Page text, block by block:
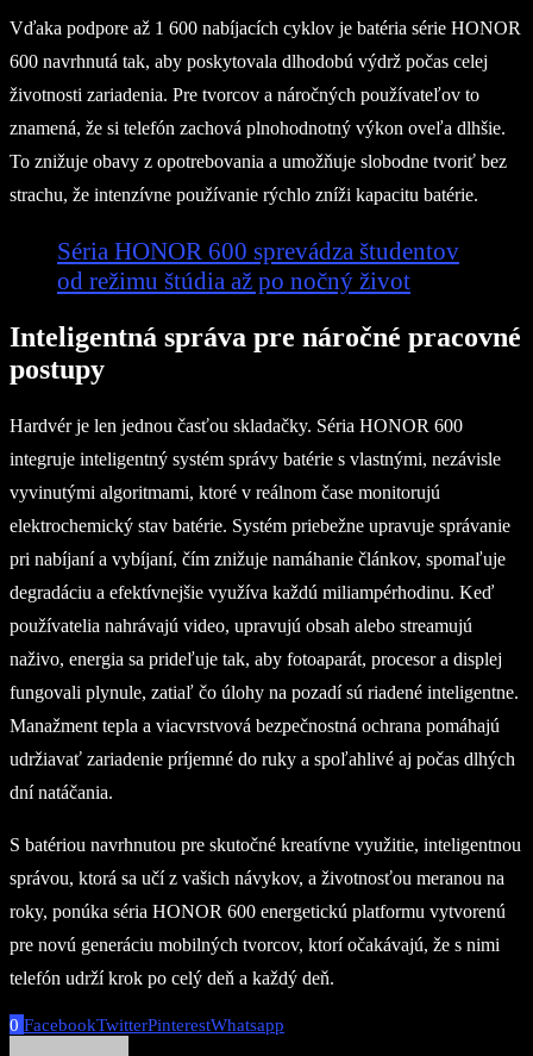
Vďaka podpore až 1 600 nabíjacích cyklov je batéria série HONOR
600 navrhnutá tak, aby poskytovala dlhodobú výdrž počas celej
životnosti zariadenia. Pre tvorcov a náročných používateľov to
znamená, že si telefón zachová plnohodnotný výkon oveľa dlhšie.
To znižuje obavy z opotrebovania a umožňuje slobodne tvoriť bez
strachu, že intenzívne používanie rýchlo zníži kapacitu batérie.
Séria HONOR 600 sprevádza študentov
od režimu štúdia až po nočný život
Inteligentná správa pre náročné pracovné
postupy
Hardvér je len jednou časťou skladačky. Séria HONOR 600
integruje inteligentný systém správy batérie s vlastnými, nezávisle
vyvinutými algoritmami, ktoré v reálnom čase monitorujú
elektrochemický stav batérie. Systém priebežne upravuje správanie
pri nabíjaní a vybíjaní, čím znižuje namáhanie článkov, spomaľuje
degradáciu a efektívnejšie využíva každú miliampérhodinu. Keď
používatelia nahrávajú video, upravujú obsah alebo streamujú
naživo, energia sa prideľuje tak, aby fotoaparát, procesor a displej
fungovali plynule, zatiaľ čo úlohy na pozadí sú riadené inteligentne.
Manažment tepla a viacvrstvová bezpečnostná ochrana pomáhajú
udržiavať zariadenie príjemné do ruky a spoľahlivé aj počas dlhých
dní natáčania.
S batériou navrhnutou pre skutočné kreatívne využitie, inteligentnou
správou, ktorá sa učí z vašich návykov, a životnosťou meranou na
roky, ponúka séria HONOR 600 energetickú platformu vytvorenú
pre novú generáciu mobilných tvorcov, ktorí očakávajú, že s nimi
telefón udrží krok po celý deň a každý deň.
0 FacebookTwitterPinterestWhatsapp